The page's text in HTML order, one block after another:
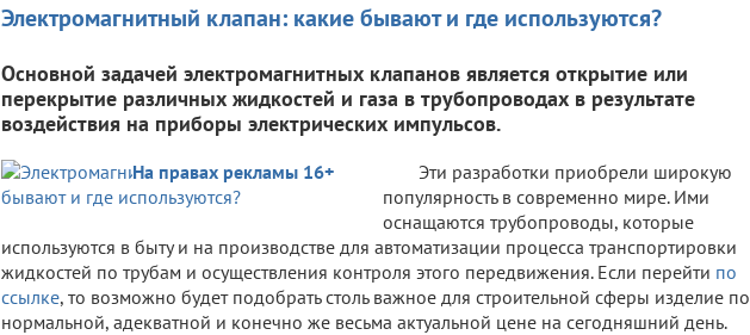
Электромагнитный клапан: какие бывают и где используются?
Основной задачей электромагнитных клапанов является открытие или
перекрытие различных жидкостей и газа в трубопроводах в результате
воздействия на приборы электрических импульсов.
На правах рекламы 16+
Эти разработки приобрели широкую
популярность в современно мире. Ими
оснащаются трубопроводы, которые
используются в быту и на производстве для автоматизации процесса транспортировки
жидкостей по трубам и осуществления контроля этого передвижения. Если перейти по
ссылке, то возможно будет подобрать столь важное для строительной сферы изделие по
нормальной, адекватной и конечно же весьма актуальной цене на сегодняшний день.